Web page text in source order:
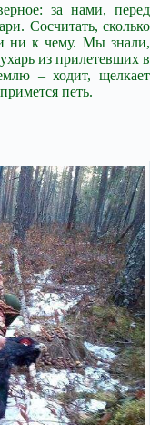
за нами, перед
Сосчитать, сколько
ни к чему. Мы знали,
из прилетевших в
– ходит, щелкает
петь.